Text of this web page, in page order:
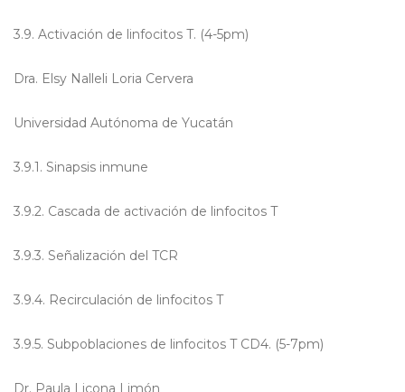
3.9. Activación de linfocitos T. (4-5pm)
Dra. Elsy Nalleli Loria Cervera
Universidad Autónoma de Yucatán
3.9.1. Sinapsis inmune
3.9.2. Cascada de activación de linfocitos T
3.9.3. Señalización del TCR
3.9.4. Recirculación de linfocitos T
3.9.5. Subpoblaciones de linfocitos T CD4. (5-7pm)
Dr. Paula Licona Limón